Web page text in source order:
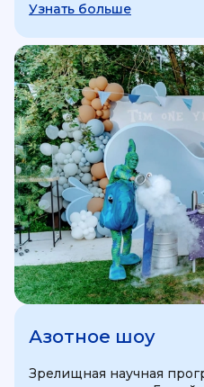
Узнать больше
Азотное шоу
Зрелищная научная